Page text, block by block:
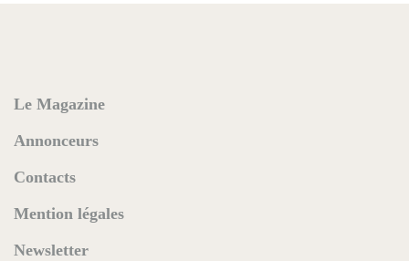
Le Magazine
Annonceurs
Contacts
Mention légales
Newsletter